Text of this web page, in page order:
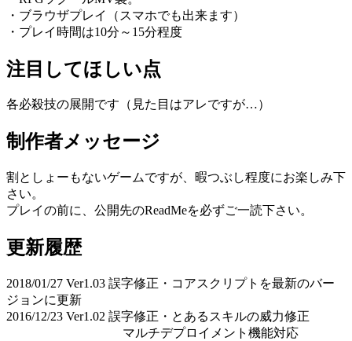
・ブラウザプレイ（スマホでも出来ます）
・プレイ時間は10分～15分程度
注目してほしい点
各必殺技の展開です（見た目はアレですが…）
制作者メッセージ
割としょーもないゲームですが、暇つぶし程度にお楽しみ下
さい。
プレイの前に、公開先のReadMeを必ずご一読下さい。
更新履歴
2018/01/27 Ver1.03 誤字修正・コアスクリプトを最新のバー
ジョンに更新
2016/12/23 Ver1.02 誤字修正・とあるスキルの威力修正
マルチデプロイメント機能対応